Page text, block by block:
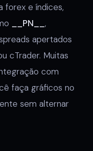
forex e índices,
__PN__ ,
apertados
cTrader. Muitas
com
faça gráficos no
sem alternar